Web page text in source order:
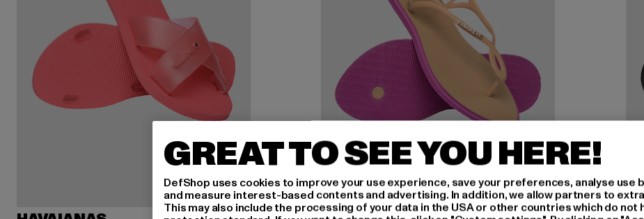
GREAT TO SEE YOU HERE!
DefShop uses cookies to improve your use experience, save your preferences, analyse use
and measure interest-based contents and advertising. In addition, we allow partners to
This may also include the processing of your data in the USA or other countries which do not